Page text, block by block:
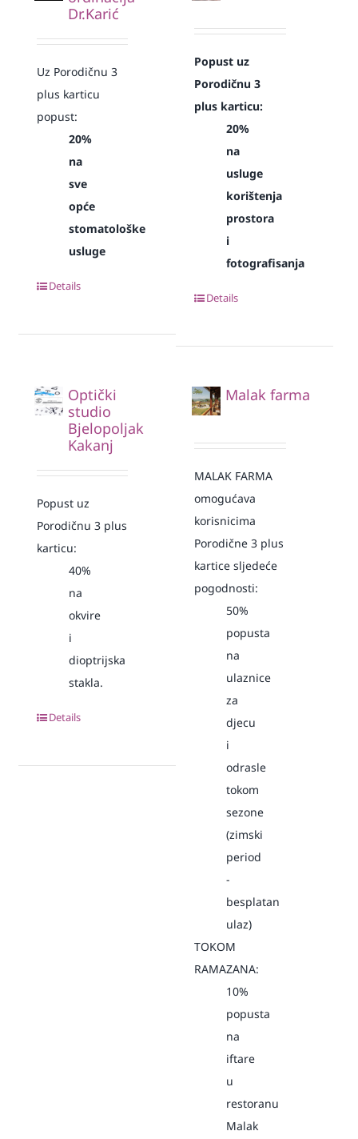
Dr.Karić
Uz Porodičnu 3
plus karticu
popust:
20%
na
sve
opće
stomatološke
usluge
Details
Popust uz
Porodičnu 3
plus karticu:
20%
na
usluge
korištenja
prostora
i
fotografisanja
Details
Optički
studio
Bjelopoljak
Kakanj
Popust uz
Porodičnu 3 plus
karticu:
40%
na
okvire
i
dioptrijska
stakla.
Details
Malak farma
MALAK FARMA
omogućava
korisnicima
Porodične 3 plus
kartice sljedeće
pogodnosti:
50%
popusta
na
ulaznice
za
djecu
i
odrasle
tokom
sezone
(zimski
period
-
besplatan
ulaz)
TOKOM
RAMAZANA:
10%
popusta
na
iftare
u
restoranu
Malak